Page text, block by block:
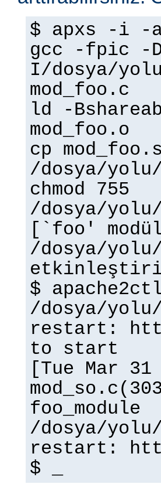
$ apxs -i -
gcc -fpic -
I/dosya/
mod_foo.c
ld -
mod_foo.o
cp
/dosya/yolu/
chmod 755
/dosya/yolu/
[`foo'
/dosya/
$
/dosya/
restart:
to start
[Tue Mar
foo_module
/dosya/
restart:
$ _